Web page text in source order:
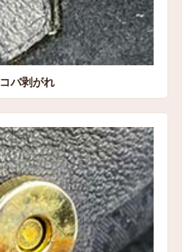
コバ剥がれ